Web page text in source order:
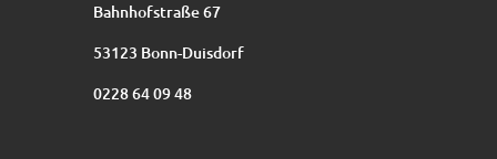
Bahnhofstraße 67
53123 Bonn-Duisdorf
0228 64 09 48